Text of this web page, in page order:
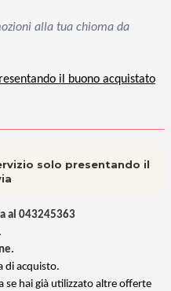
alla tua chioma da
il buono acquistato
solo presentando il
al 043245363
.
di acquisto.
se hai già utilizzato altre offerte